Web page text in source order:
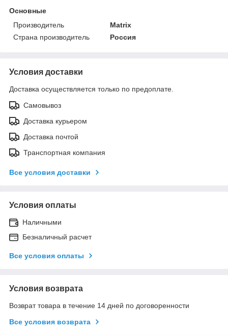
Основные
Производитель
Matrix
Страна производитель
Россия
Условия доставки
Доставка осуществляется только по предоплате.
Самовывоз
Доставка курьером
Доставка почтой
Транспортная компания
Все условия доставки
Условия оплаты
Наличными
Безналичный расчет
Все условия оплаты
Условия возврата
Возврат товара в течение 14 дней по договоренности
Все условия возврата